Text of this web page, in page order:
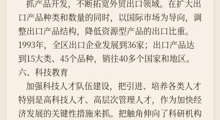
口产品种类和数量的同时，以国际市场为导向，调
整出口产品结构，降低资源型产品的出口比重。
1993年，全区出口企业发展到36家；出口产品达
到15大类、45个品种，销往40多个国家和地区。
六、科技教育
特别是高科技人才、高层次管理人才，作为加快经
济发展的关键性措施来抓。把触角伸向了科研机构